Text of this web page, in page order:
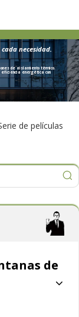
necesidad.
de aislamiento térmico.
eficiencia energética con
de películas
de